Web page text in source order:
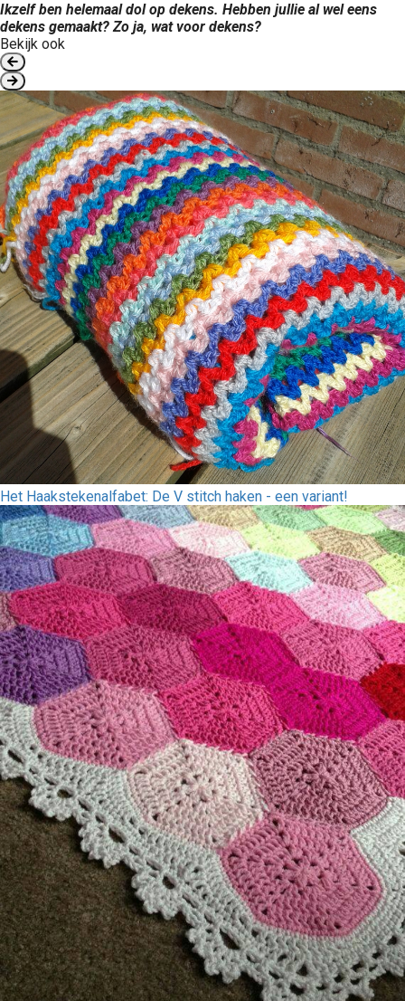
Ikzelf ben helemaal dol op dekens. Hebben jullie al wel eens
dekens gemaakt? Zo ja, wat voor dekens?
Bekijk ook
Het Haakstekenalfabet: De V stitch haken - een variant!